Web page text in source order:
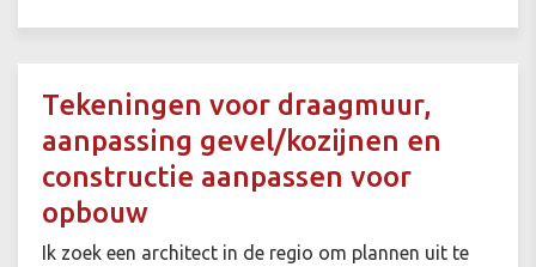
Tekeningen voor draagmuur,
aanpassing gevel/kozijnen en
constructie aanpassen voor
opbouw
Ik zoek een architect in de regio om plannen uit te